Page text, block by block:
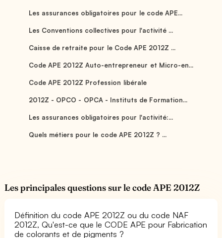
Les assurances obligatoires pour le code APE...
Les Conventions collectives pour l'activité ...
Caisse de retraite pour le Code APE 2012Z ...
Code APE 2012Z Auto-entrepreneur et Micro-en...
Code APE 2012Z Profession libérale
2012Z - OPCO - OPCA - Instituts de Formation...
Les assurances obligatoires pour l'activité:...
Quels métiers pour le code APE 2012Z ? ...
Les principales questions sur le code APE 2012Z
Définition du code APE 2012Z ou du code NAF
2012Z, Qu'est-ce que le CODE APE pour Fabrication
de colorants et de pigments ?